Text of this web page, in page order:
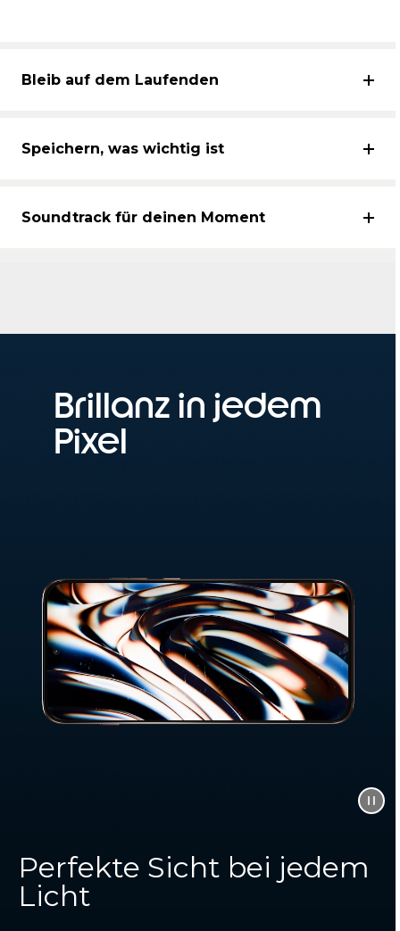
Bleib auf dem Laufenden
Speichern, was wichtig ist
Soundtrack für deinen Moment
Brillanz in jedem
Pixel
Perfekte Sicht bei jedem
Licht